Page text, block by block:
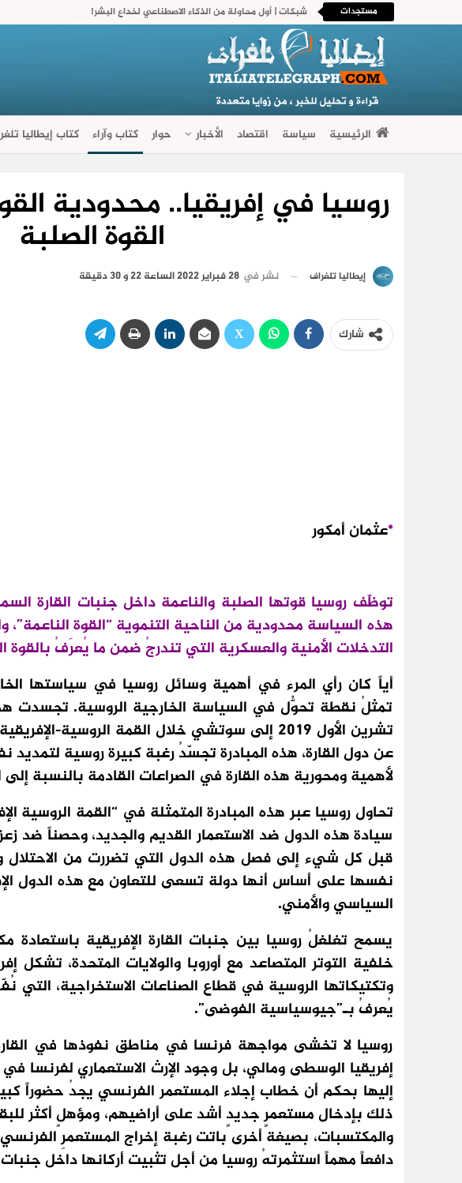
مستجدات شبكات | أول محاولة من الذكاء الاصطناعي لخداع البشر!
الرئيسية سياسة اقتصاد الأخبار حوار كتاب وآراء كتاب إيطاليا
روسيا في إفريقيا.. محدودية
القوة الصلبة
إيطاليا تلغراف نشر في 28 فبراير 2022 الساعة 22 و 30 دقيقة
شارك
*عثمان أمكور
توظّف روسيا قوتها الصلبة والناعمة داخل جنبات القارة
هذه السياسة محدودية من الناحية التنموية “القوة
التدخلات الأمنية والعسكرية التي تندرجُ ضمن ما يُعرَفُ بالقوة
أياً كان رأي المرء في أهمية وسائل روسيا في سياستها
تمثلُ نقطة تحوُّل في السياسة الخارجية الروسية. تجسدت
تشرين الأول 2019 إلى سوتشي خلال القمة الروسية-
عن دول القارة، هذه المبادرة تجسّدُ رغبة كبيرة روسية لتمديد
لأهمية ومحورية هذه القارة في الصراعات القادمة بالنسبة إلى
تحاول روسيا عبر هذه المبادرة المتمثلة في “القمة الروسية
سيادة هذه الدول ضد الاستعمار القديم والجديد، وحصناً ضد
قبل كل شيء إلى فصل هذه الدول التي تضررت من الاحتلال
نفسها على أساس أنها دولة تسعى للتعاون مع هذه الدول
السياسي والأمني.
يسمح تغلغلُ روسيا بين جنبات القارة الإفريقية باستعادة
خلفية التوتر المتصاعد مع أوروبا والولايات المتحدة، تشكل
وتكتيكاتها الروسية في قطاع الصناعات الاستخراجية، التي
يُعرفُ بـ”جيوسياسية الفوضى”.
روسيا لا تخشى مواجهة فرنسا في مناطق نفوذها في
إفريقيا الوسطى ومالي، بل وجود الإرث الاستعماري لفرنسا
إليها بحكم أن خطاب إجلاء المستعمر الفرنسي يجدُ حضوراً
ذلك بإدخال مستعمرٍ جديدٍ أشد على أراضيهم، ومؤهلٍ أكثر
والمكتسبات، بصيغة أخرى باتت رغبة إخراج المستعمرِ
دافعاً مهماً استثمرتهُ روسيا من أجل تثبيت أركانها داخل